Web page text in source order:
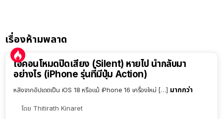
เรื่องห้ามพลาด
ไอคอนโหมดปิดเสียง (Silent) หายไป นำกลับมา
อย่างไร (iPhone รุ่นที่มีปุ่ม Action)
หลังจากอัปเดตเป็น iOS 18 หรือแม้ iPhone 16 เครื่องใหม่ […] มากกว่า
โดย Thitirath Kinaret